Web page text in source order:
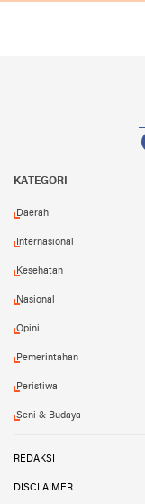
KATEGORI
Daerah
Internasional
Kesehatan
Nasional
Opini
Pemerintahan
Peristiwa
Seni & Budaya
REDAKSI
DISCLAIMER